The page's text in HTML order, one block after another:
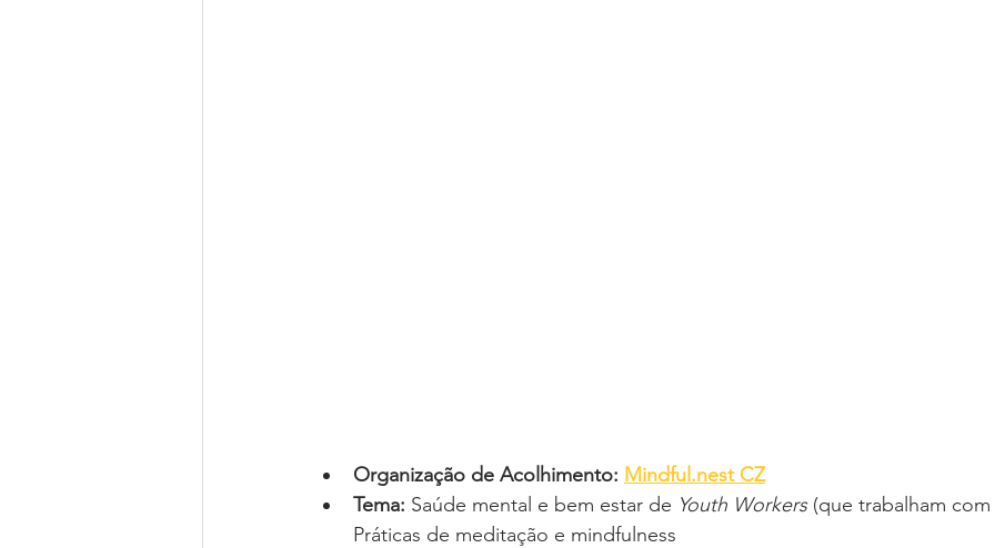
Organização de Acolhimento: Mindful.nest CZ
Tema: Saúde mental e bem estar de Youth Workers (que trabalham com
Práticas de meditação e mindfulness